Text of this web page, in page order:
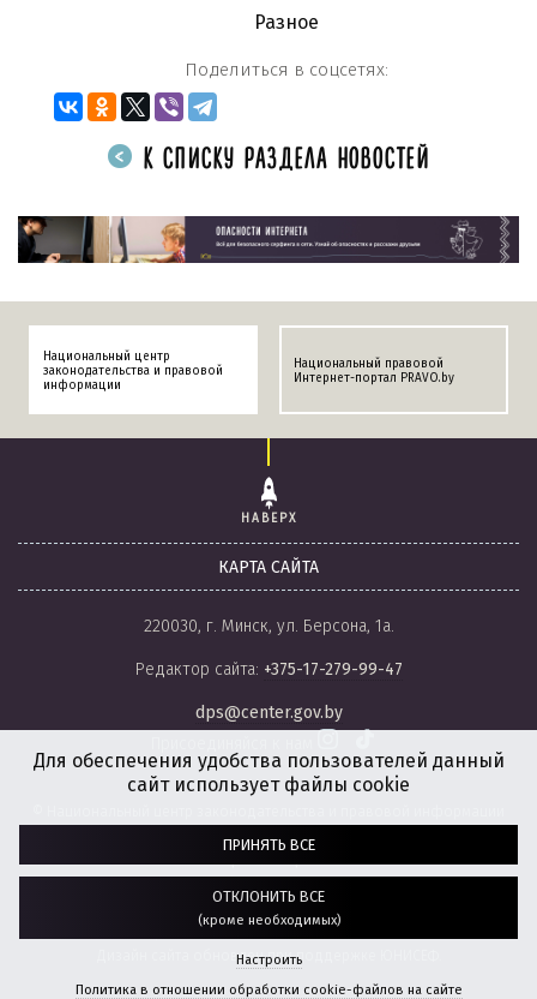
Разное
Поделиться в соцсетях:
К СПИСКУ РАЗДЕЛА НОВОСТЕЙ
Национальный центр
законодательства и правовой
информации
Национальный правовой
Интернет-портал PRAVO.by
НАВЕРХ
КАРТА САЙТА
220030, г. Минск, ул. Берсона, 1а.
Редактор сайта: +375-17-279-99-47
dps@center.gov.by
Республики Беларусь, 2008-2026.
Разработка сайта: агентство
“ГЕНШТАБ”
Дизайн сайта обновлен при поддержке ЮНИСЕФ.
Для обеспечения удобства пользователей данный
сайт использует файлы cookie
ПРИНЯТЬ ВСЕ
ОТКЛОНИТЬ ВСЕ
(кроме необходимых)
Настроить
Политика в отношении обработки cookie-файлов на сайте